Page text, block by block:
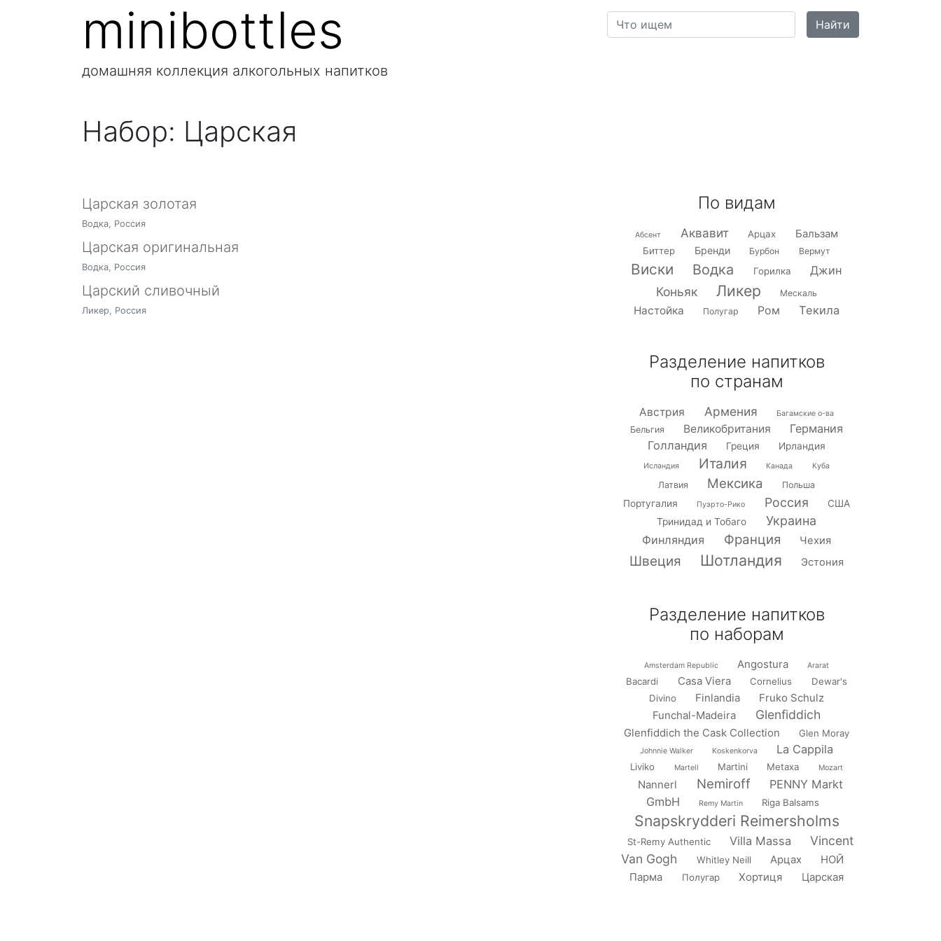
minibottles
домашняя коллекция алкогольных напитков
Набор: Царская
Царская золотая
Водка, Россия
Царская оригинальная
Водка, Россия
Царский сливочный
Ликер, Россия
По видам
Абсент Аквавит Арцах Бальзам
Биттер Бренди Бурбон Вермут
Виски Водка Горилка Джин
Коньяк Ликер Мескаль
Настойка Полугар Ром Текила
Разделение напитков
по странам
Австрия Армения Багамские о-ва
Бельгия Великобритания
Германия
Голландия
Греция Ирландия
Исландия Италия Канада Куба
Латвия Мексика Польша
Португалия Пуэрто-Рико Россия
США
Тринидад и Тобаго
Украина
Финляндия Франция Чехия
Швеция Шотландия Эстония
Разделение напитков
по наборам
Amsterdam Republic Angostura Ararat
Bacardi Casa Viera Cornelius
Dewar's
Divino
Finlandia
Fruko Schulz
Funchal-Madeira
Glenfiddich
Glenfiddich the Cask Collection Glen Moray
Johnnie Walker Koskenkorva La Cappila
Liviko Martell Martini Metaxa Mozart
Nannerl Nemiroff
PENNY Markt
GmbH
Remy Martin Riga Balsams
Snapskrydderi Reimersholms
St-Remy Authentic Villa Massa
Vincent
Van Gogh
Whitley Neill Арцах
НОЙ
Парма
Полугар Хортиця Царская